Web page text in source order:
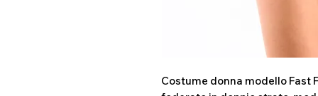
Costume donna modello Fast